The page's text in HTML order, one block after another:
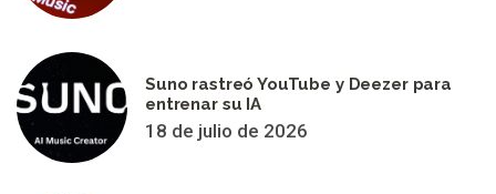
Suno rastreó YouTube y Deezer para
entrenar su IA
18 de julio de 2026